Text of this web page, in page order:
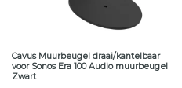
Cavus Muurbeugel draai/kantelbaar
voor Sonos Era 100 Audio muurbeugel
Zwart